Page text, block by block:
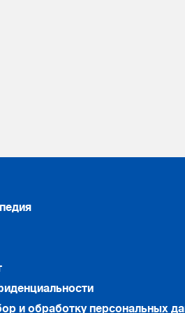
и обработку персональных